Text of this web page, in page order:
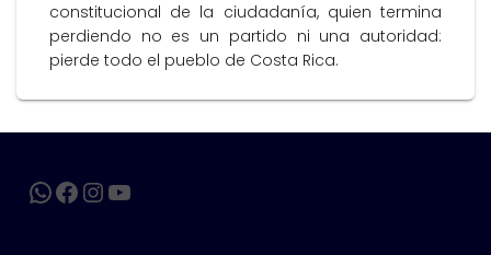
constitucional de la ciudadanía, quien termina
perdiendo no es un partido ni una autoridad:
pierde todo el pueblo de Costa Rica.